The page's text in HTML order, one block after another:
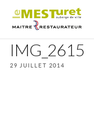
IMG_2615
29 JUILLET 2014